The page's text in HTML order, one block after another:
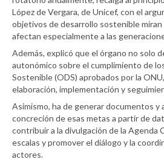
López de Vergara, de Unicef, con el
objetivos de desarrollo sostenible
afectan especialmente a las
Además, explicó que el órgano no solo
autonómico sobre el cumplimiento de
Sostenible (ODS) aprobados por la
elaboración, implementación y
Asimismo, ha de generar documentos y
concreción de esas metas a partir de
contribuir a la divulgación de la Agenda
escalas y promover el diálogo y la
actores.